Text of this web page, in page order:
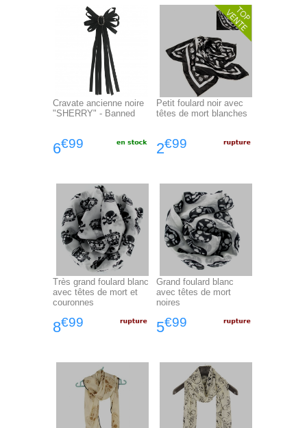
Cravate ancienne noire
"SHERRY" - Banned
6€99
Petit foulard noir avec
têtes de mort blanches
2€99
Très grand foulard blanc
avec têtes de mort et
couronnes
8€99
Grand foulard blanc
avec têtes de mort
noires
5€99